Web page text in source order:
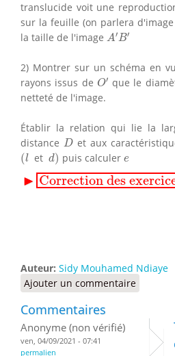
translucide voit une
sur la feuille (on parlera
la taille de l'image A′B′
A′B′
2) Montrer sur un schéma en
rayons issus de O′
O′ que le
netteté de l'image.
Établir la relation qui lie la
distance D
D et aux
(l
(l et d)
d) puis calculere
e
▶ Correction des
Correction des exercices
Auteur: Sidy Mouhamed Ndiaye
Ajouter un commentaire
Commentaires
Anonyme (non vérifié)
ven, 04/09/2021 - 07:41
permalien